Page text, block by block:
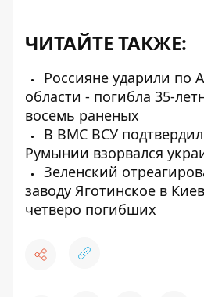
ЧИТАЙТЕ ТАКЖЕ:
Россияне ударили по
области - погибла 35-
восемь раненых
В ВМС ВСУ
Румынии взорвался
Зеленский
заводу Яготинское в
четверо погибших